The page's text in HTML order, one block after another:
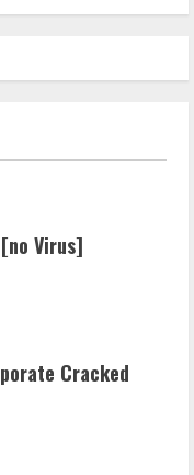
Virus]
Cracked